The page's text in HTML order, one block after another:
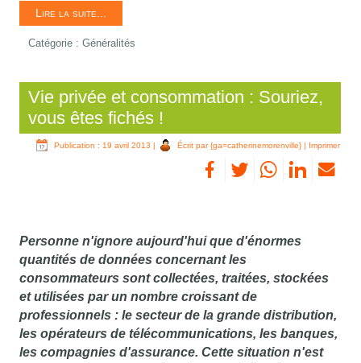
Lire la suite...
Catégorie :Généralités
Vie privée et consommation : Souriez,
vous êtes fichés !
Publication : 19 avril 2013 | Écrit par {ga=catherinemorenville} | Imprimer
Personne n'ignore aujourd'hui que d'énormes
quantités de données concernant les
consommateurs sont collectées, traitées, stockées
et utilisées par un nombre croissant de
professionnels : le secteur de la grande distribution,
les opérateurs de télécommunications, les banques,
les compagnies d'assurance. Cette situation n'est